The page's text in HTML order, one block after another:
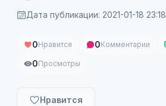
Дата публикации: 2021-01-18 23:18
0Нравится 0Комментарии
0Просмотры
Нравится